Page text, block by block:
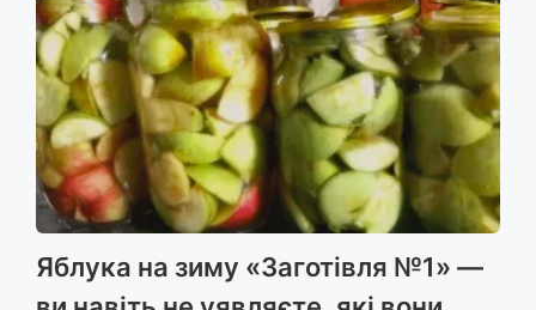
Яблука на зиму «Заготівля №1» —